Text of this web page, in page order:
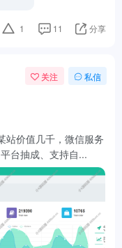
1 11 分享
关注 私信
站价值几千，微信服务
台抽成、支持自...